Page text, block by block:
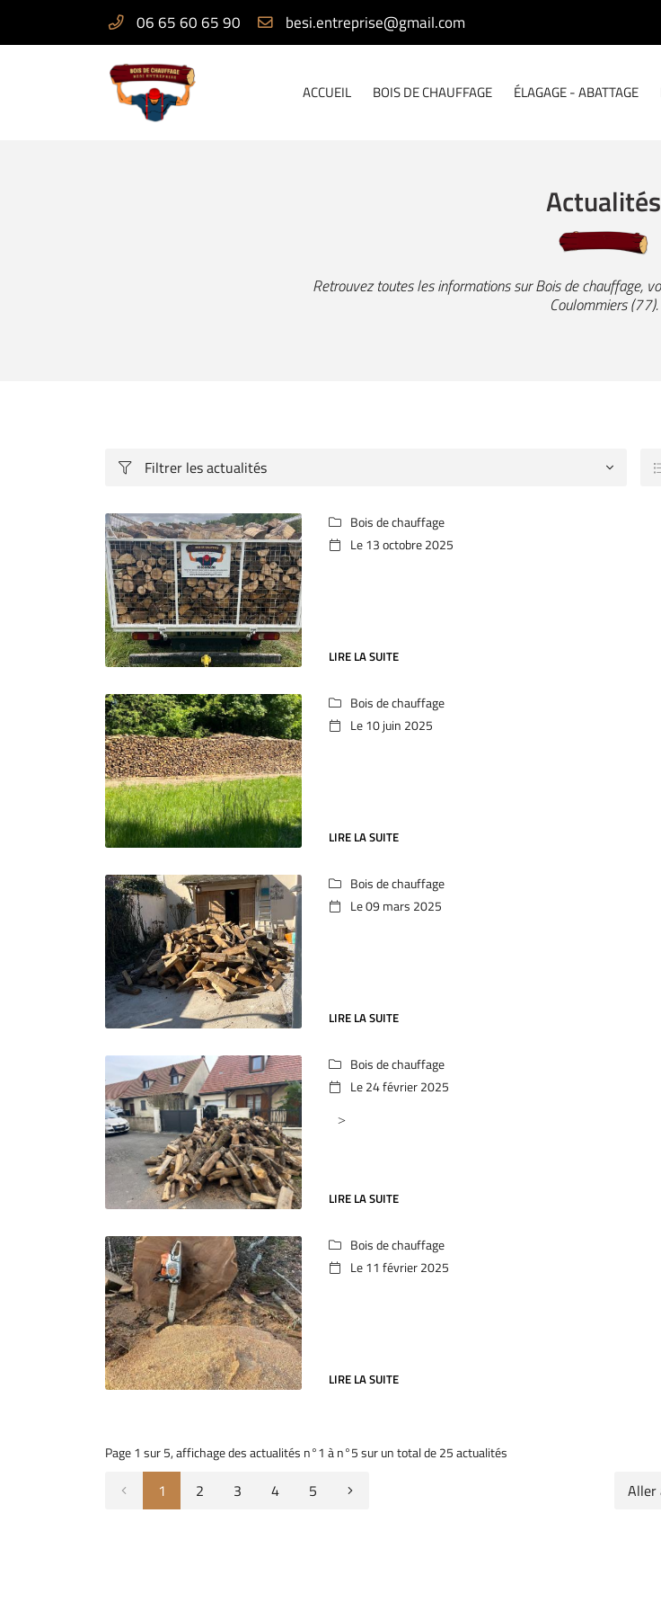
06 65 60 65 90
ACCUEIL BOIS DE CHAUFFAGE ÉLAGAGE - ABATTAGE
https://maps.app.goo.gl/TyCSKauprCWqeVNU8
77370 Fontains
06 65 60 65 90
email indiqué ci-dessus. Vous pouvez vous désinscrire à tout moment en utilisant
de désinscription.
INSCRIPTION
Actualités
Retrouvez toutes les informations sur Bois de chauffage,
Coulommiers (77).
 Filtrer les actualités
 Bois de chauffage
 Le 13 octobre 2025
LIRE LA SUITE
 Bois de chauffage
 Le 10 juin 2025
LIRE LA SUITE
 Bois de chauffage
 Le 09 mars 2025
LIRE LA SUITE
 Bois de chauffage
 Le 24 février 2025
LIRE LA SUITE
 Bois de chauffage
 Le 11 février 2025
LIRE LA SUITE
Page 1 sur 5,affichage des actualités n°1 à n°5 sur un total de 25actualités
1 2 3 4 5 Aller